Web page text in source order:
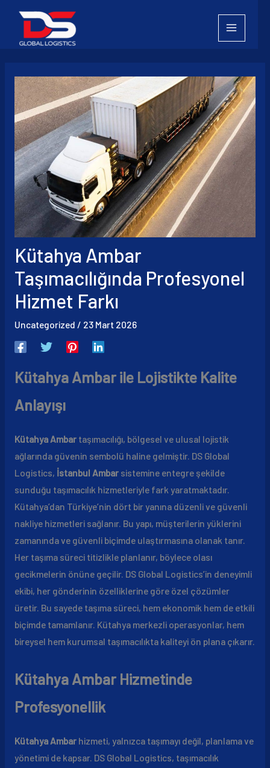
Kütahya Ambar
Taşımacılığında Profesyonel
Hizmet Farkı
Uncategorized / 23 Mart 2026
Kütahya Ambar ile Lojistikte Kalite
Anlayışı
Kütahya Ambartaşımacılığı, bölgesel ve ulusal lojistik
ağlarında güvenin sembolü haline gelmiştir. DS Global
Logistics, İstanbul Ambarsistemine entegre şekilde
sunduğu taşımacılık hizmetleriyle fark yaratmaktadır.
Kütahya’dan Türkiye’nin dört bir yanına düzenli ve güvenli
nakliye hizmetleri sağlanır. Bu yapı, müşterilerin yüklerini
zamanında ve güvenli biçimde ulaştırmasına olanak tanır.
Her taşıma süreci titizlikle planlanır, böylece olası
gecikmelerin önüne geçilir. DS Global Logistics’in deneyimli
ekibi, her gönderinin özelliklerine göre özel çözümler
üretir. Bu sayede taşıma süreci, hem ekonomik hem de etkili
biçimde tamamlanır. Kütahya merkezli operasyonlar, hem
bireysel hem kurumsal taşımacılıkta kaliteyi ön plana çıkarır.
Kütahya Ambar Hizmetinde
Profesyonellik
Kütahya Ambarhizmeti, yalnızca taşımayı değil, planlama ve
yönetimi de kapsar. DS Global Logistics, taşımacılık